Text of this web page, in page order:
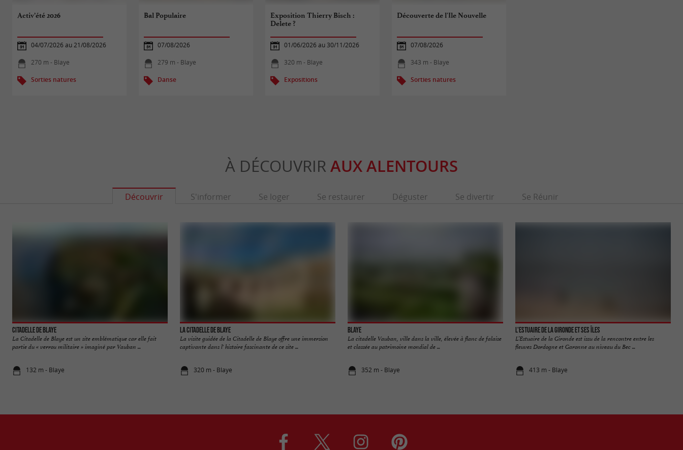
Activ’été 2026
04/07/2026 au 21/08/2026
270 m - Blaye
Sorties natures
Bal Populaire
07/08/2026
279 m - Blaye
Danse
Exposition Thierry Bisch :
Delete ?
01/06/2026 au 30/11/2026
320 m - Blaye
Expositions
Découverte de l'Ile Nouvelle
07/08/2026
343 m - Blaye
Sorties natures
À DÉCOUVRIR AUX ALENTOURS
Découvrir S'informer Se loger Se restaurer Déguster Se divertir Se Réunir
Citadelle de Blaye
La Citadelle de Blaye est un site emblématique car elle fait
partie du « verrou militaire » imaginé par Vauban ...
132 m - Blaye
La Citadelle de Blaye
La visite guidée de la Citadelle de Blaye offre une immersion
captivante dans l' histoire fascinante de ce site ...
320 m - Blaye
Blaye
La citadelle Vauban, ville dans la ville, élevée à flanc de falaise
et classée au patrimoine mondial de ...
352 m - Blaye
L'Estuaire de la Gironde et ses îles
L’Estuaire de la Gironde est issu de la rencontre entre les
fleuves Dordogne et Garonne au niveau du Bec ...
413 m - Blaye